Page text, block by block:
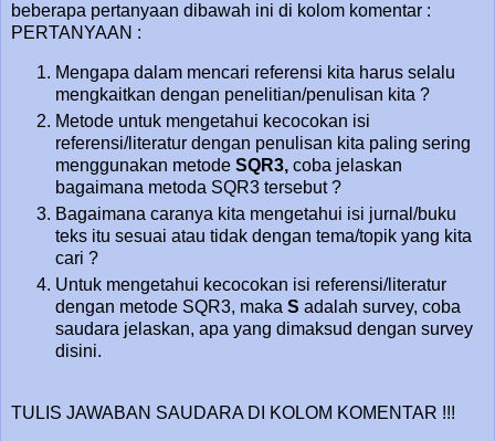
beberapa pertanyaan dibawah ini di kolom komentar :
PERTANYAAN :
Mengapa dalam mencari referensi kita harus selalu
mengkaitkan dengan penelitian/penulisan kita ?
Metode untuk mengetahui kecocokan isi
referensi/literatur dengan penulisan kita paling sering
menggunakan metode SQR3, coba jelaskan
bagaimana metoda SQR3 tersebut ?
Bagaimana caranya kita mengetahui isi jurnal/buku
teks itu sesuai atau tidak dengan tema/topik yang kita
cari ?
Untuk mengetahui kecocokan isi referensi/literatur
dengan metode SQR3, maka S adalah survey, coba
saudara jelaskan, apa yang dimaksud dengan survey
disini.
TULIS JAWABAN SAUDARA DI KOLOM KOMENTAR !!!